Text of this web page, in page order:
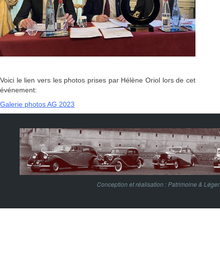
Voici le lien vers les photos prises par Hélène Oriol lors de cet
événement:
Galerie photos AG 2023
Conception et réalisation : Patrimoine &